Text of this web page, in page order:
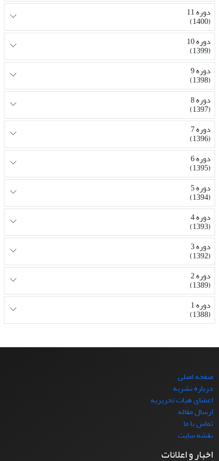
دوره 11
(1400)
دوره 10
(1399)
دوره 9
(1398)
دوره 8
(1397)
دوره 7
(1396)
دوره 6
(1395)
دوره 5
(1394)
دوره 4
(1393)
دوره 3
(1392)
دوره 2
(1389)
دوره 1
(1388)
صفحه اصلی
درباره نشریه
اعضای هیات تحریریه
ارسال مقاله
تماس با ما
نقشه سایت
اخبار و اعلانات